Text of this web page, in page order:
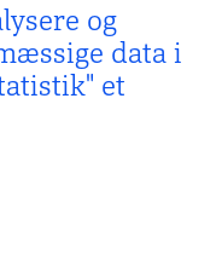
og
data i
et